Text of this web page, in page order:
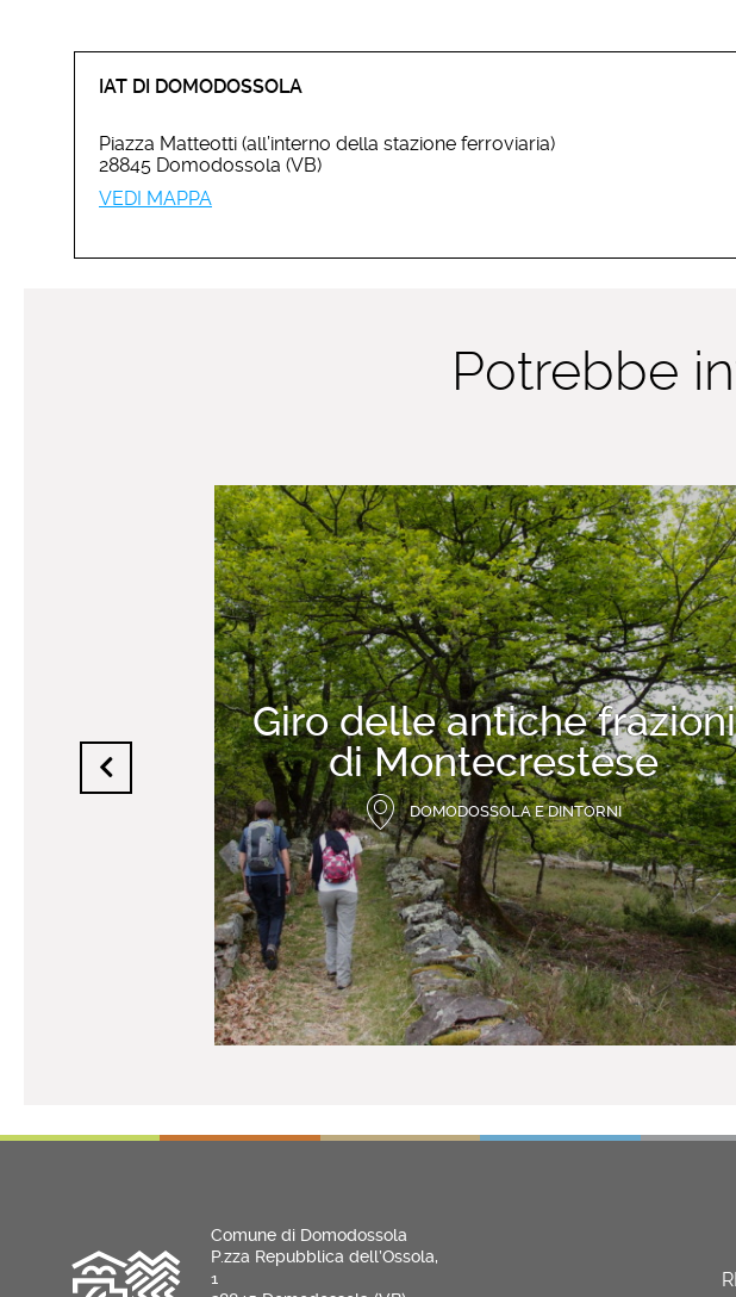
IAT DI DOMODOSSOLA
Piazza Matteotti (all’interno della stazione ferroviaria)
28845 Domodossola (VB)
VEDI MAPPA
Potrebbe
Giro delle antiche frazioni
di Montecrestese
DOMODOSSOLA E DINTORNI
Comune di Domodossola
P.zza Repubblica dell’Ossola,
1